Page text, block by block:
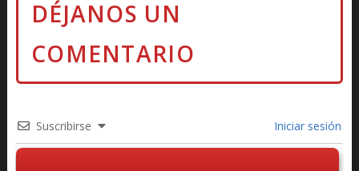
Suscribirse Iniciar sesión